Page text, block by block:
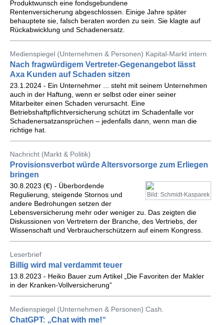
Produktwunsch eine fondsgebundene
Rentenversicherung abgeschlossen. Einige Jahre später
behauptete sie, falsch beraten worden zu sein. Sie klagte auf
Rückabwicklung und Schadenersatz.
Medienspiegel (Unternehmen & Personen) Kapital-Markt intern
Nach fragwürdigem Vertreter-Gegenangebot lässt
Axa Kunden auf Schaden sitzen
23.1.2024 - Ein Unternehmer ... steht mit seinem Unternehmen
auch in der Haftung, wenn er selbst oder einer seiner
Mitarbeiter einen Schaden verursacht. Eine
Betriebshaftpflichtversicherung schützt im Schadenfalle vor
Schadenersatzansprüchen – jedenfalls dann, wenn man die
richtige hat.
Nachricht (Markt & Politik)
Provisionsverbot würde Altersvorsorge zum Erliegen
bringen
Bild: Schmidt-Kasparek
30.8.2023 (€) - Überbordende
Regulierung, steigende Stornos und
andere Bedrohungen setzen der
Lebensversicherung mehr oder weniger zu. Das zeigten die
Diskussionen von Vertretern der Branche, des Vertriebs, der
Wissenschaft und Verbraucherschützern auf einem Kongress.
Leserbrief
Billig wird mal verdammt teuer
13.8.2023 - Heiko Bauer zum Artikel „Die Favoriten der Makler
in der Kranken-Vollversicherung”
Medienspiegel (Unternehmen & Personen) Cash.
ChatGPT: „Chat with me!“